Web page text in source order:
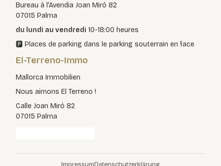
Bureau à l'Avendia Joan Miró 82
07015 Palma
du lundi au vendredi 10-18:00 heures
🅿️ Places de parking dans le parking souterrain en face
El-Terreno-Immo
Mallorca Immobilien
Nous aimons El Terreno !
Calle Joan Miró 82
07015 Palma